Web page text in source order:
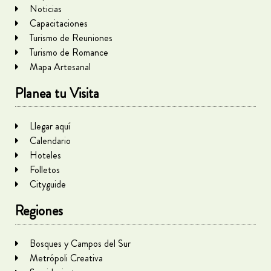
Noticias
Capacitaciones
Turismo de Reuniones
Turismo de Romance
Mapa Artesanal
Planea tu Visita
Llegar aquí
Calendario
Hoteles
Folletos
Cityguide
Regiones
Bosques y Campos del Sur
Metrópoli Creativa